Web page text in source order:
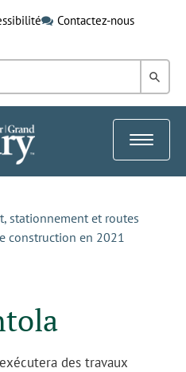
Contactez-nous
dans
Toggle
stationnement et routes
construction en 2021
des travaux